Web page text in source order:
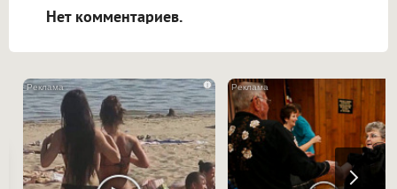
Нет комментариев.
i